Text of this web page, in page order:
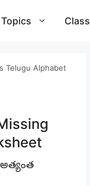
Topics Class
Telugu Alphabet
అత్యంత